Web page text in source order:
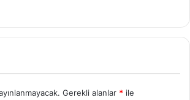
Gerekli alanlar * ile